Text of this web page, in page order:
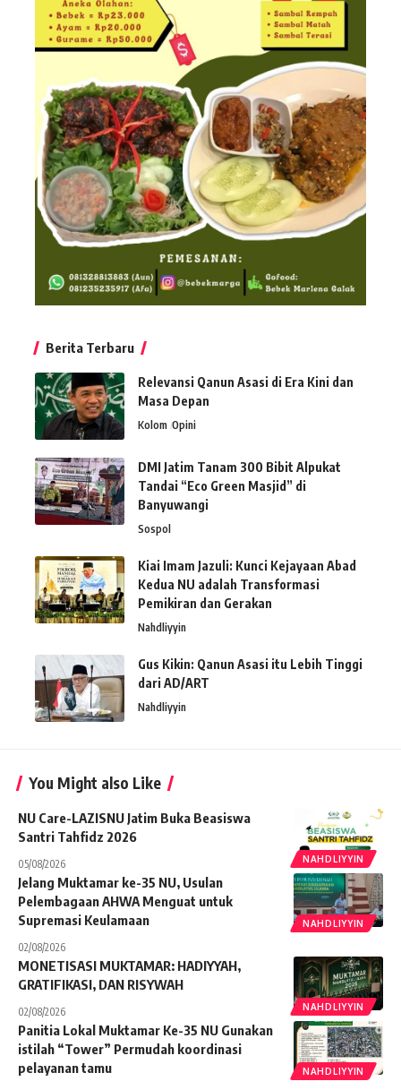
Berita Terbaru
Relevansi Qanun Asasi di Era Kini dan
Masa Depan
Kolom Opini
DMI Jatim Tanam 300 Bibit Alpukat
Tandai “Eco Green Masjid” di
Banyuwangi
Sospol
Kiai Imam Jazuli: Kunci Kejayaan Abad
Kedua NU adalah Transformasi
Pemikiran dan Gerakan
Nahdliyyin
Gus Kikin: Qanun Asasi itu Lebih Tinggi
dari AD/ART
Nahdliyyin
You Might also Like
NAHDLIYYIN
NU Care-LAZISNU Jatim Buka Beasiswa
Santri Tahfidz 2026
05/08/2026
NAHDLIYYIN
Jelang Muktamar ke-35 NU, Usulan
Pelembagaan AHWA Menguat untuk
Supremasi Keulamaan
02/08/2026
NAHDLIYYIN
MONETISASI MUKTAMAR: HADIYYAH,
GRATIFIKASI, DAN RISYWAH
02/08/2026
NAHDLIYYIN
Panitia Lokal Muktamar Ke-35 NU Gunakan
istilah “Tower” Permudah koordinasi
pelayanan tamu